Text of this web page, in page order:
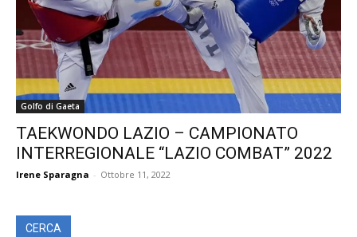
Golfo di Gaeta
TAEKWONDO LAZIO – CAMPIONATO
INTERREGIONALE “LAZIO COMBAT” 2022
Irene Sparagna - Ottobre 11, 2022
CERCA